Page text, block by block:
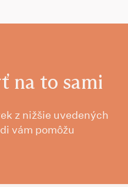
na to sami
z nižšie uvedených
vám pomôžu